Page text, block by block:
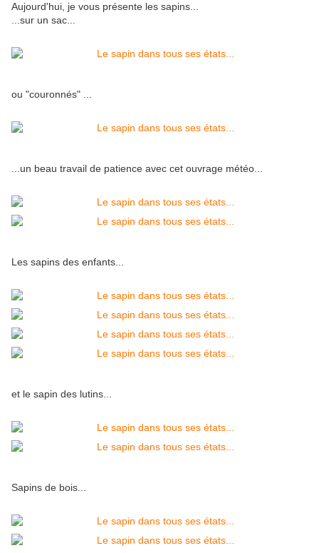
Aujourd'hui, je vous présente les sapins...
...sur un sac...
ou "couronnés" ...
...un beau travail de patience avec cet ouvrage météo...
Les sapins des enfants...
et le sapin des lutins...
Sapins de bois...